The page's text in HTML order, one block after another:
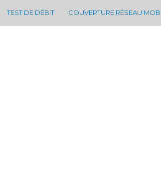
TEST DE DÉBIT COUVERTURE RÉSEAU